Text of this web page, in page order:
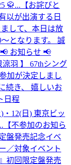
🥋... 【お詫びと
以が出演する日
して、本日は放
となります。 誠
お知らせ 📢
羽 】 67thシング
加が決定しまし
続き、 嬉しいお
日程
日) 東京ビッ
【不参加のお知ら
盤発売記念イベ
／対象イベント
初回限定盤発売